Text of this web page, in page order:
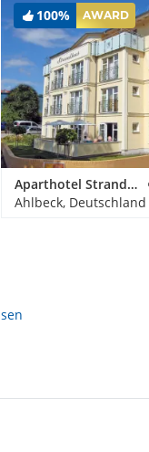
100% AWARD
Aparthotel Strandhus Familie Herrgott
Ahlbeck, Deutschland